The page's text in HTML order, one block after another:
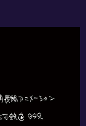
196